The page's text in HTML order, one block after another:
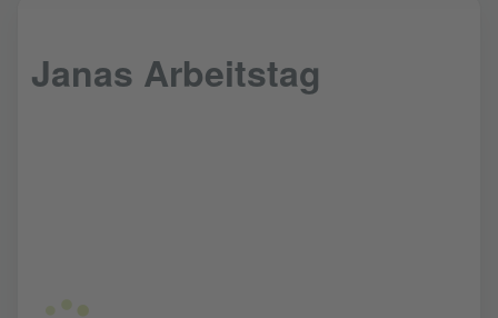
Janas Arbeitstag